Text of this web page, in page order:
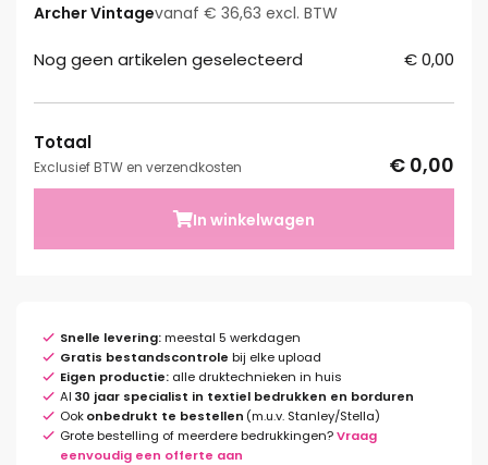
Archer Vintagevanaf € 36,63 excl. BTW
Nog geen artikelen geselecteerd € 0,00
Totaal
Exclusief BTW en verzendkosten € 0,00
In winkelwagen
Snelle levering:meestal 5 werkdagen
Gratis bestandscontrole bij elke upload
Eigen productie: alle druktechnieken in huis
Al 30 jaar specialist in textiel bedrukken en borduren
Ookonbedrukt te bestellen (m.u.v. Stanley/Stella)
Grote bestelling of meerdere bedrukkingen?Vraag
eenvoudig een offerte aan